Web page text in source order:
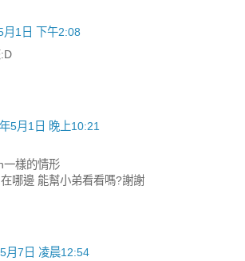
月1日 下午2:08
5月1日 晚上10:21
一樣的情形
哪邊 能幫小弟看看嗎?謝謝
月7日 凌晨12:54